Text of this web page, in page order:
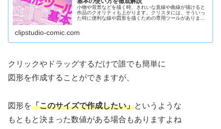
小物や背景などを描く時、きれいな直線や曲線が描けると
作品のクオリティも上がります。クリスタには、そういっ
た時に便利な線や図形を描くための専用ツールがありま
clipstudio-comic.com
クリックやドラッグするだけで誰でも簡単に
図形を作成することができますが、
図形を「このサイズで作成したい」というような
もともと決まった数値がある場合もありますよね